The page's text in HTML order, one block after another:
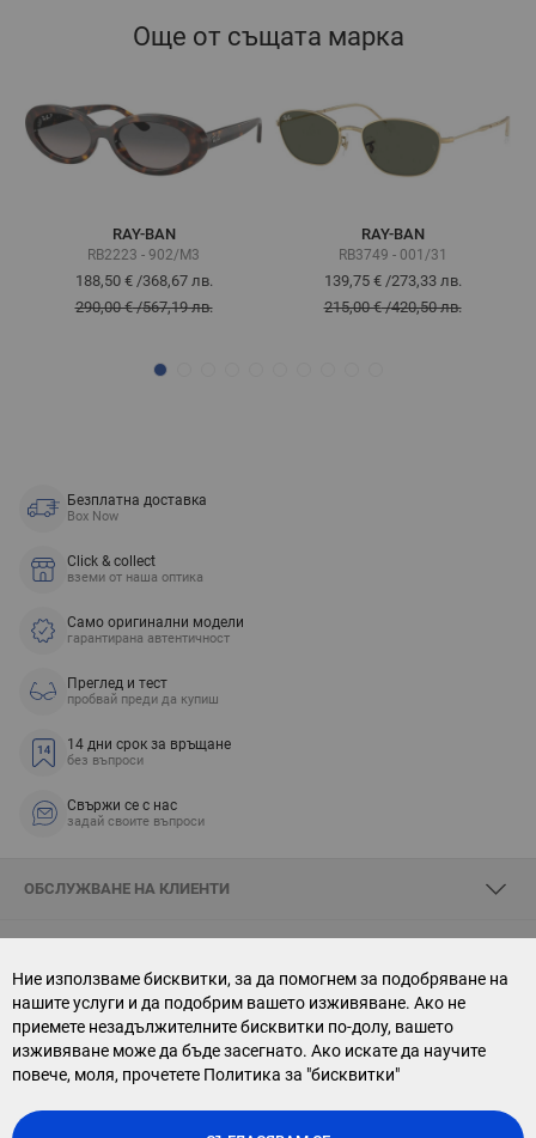
Ние използваме бисквитки, за да помогнем за подобряване на
нашите услуги и да подобрим вашето изживяване. Ако не
приемете незадължителните бисквитки по-долу, вашето
изживяване може да бъде засегнато. Ако искате да научите
повече, моля, прочетете Политика за "бисквитки"
Още от същата марка
RAY-BAN
RB2223 - 902/M3
188,50 €/368,67 лв.
290,00 €/567,19 лв.
RAY-BAN
RB3749 - 001/31
139,75 €/273,33 лв.
215,00 €/420,50 лв.
Безплатна доставка
Box Now
Click & collect
вземи от наша оптика
Само оригинални модели
гарантирана автентичност
Преглед и тест
пробвай преди да купиш
14 дни срок за връщане
без въпроси
Свържи се с нас
задай своите въпроси
ОБСЛУЖВАНЕ НА КЛИЕНТИ
СВЪРЖИ СЕ С НАС
АБОНАМЕНТ ЗА БЮЛЕТИН